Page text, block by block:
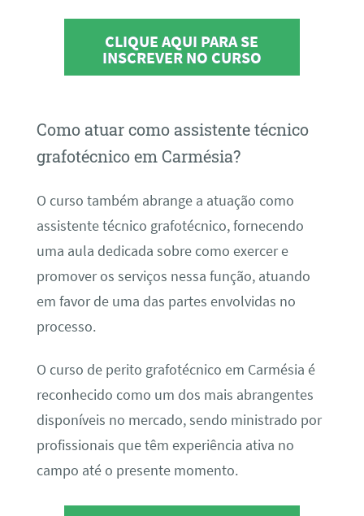
CLIQUE AQUI PARA SE
INSCREVER NO CURSO
Como atuar como assistente técnico
grafotécnico em Carmésia?
O curso também abrange a atuação como
assistente técnico grafotécnico, fornecendo
uma aula dedicada sobre como exercer e
promover os serviços nessa função, atuando
em favor de uma das partes envolvidas no
processo.
O curso de perito grafotécnico em Carmésia é
reconhecido como um dos mais abrangentes
disponíveis no mercado, sendo ministrado por
profissionais que têm experiência ativa no
campo até o presente momento.